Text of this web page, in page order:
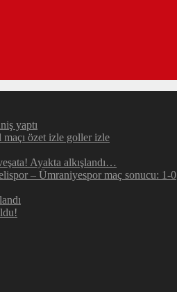
yaptı
özet izle goller izle
Ayakta alkışlandı…
– Ümraniyespor maç sonucu: 1-0